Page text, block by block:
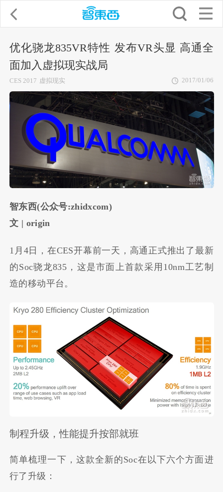
优化骁龙835VR特性 发布VR头显 高通全
面加入虚拟现实战局
CES 2017 虚拟现实 2017/01/06
智东西(公众号:zhidxcom)
文 | origin
1月4日，在CES开幕前一天，高通正式推出了最新
的Soc骁龙835，这是市面上首款采用10nm工艺制
造的移动平台。
制程升级，性能提升按部就班
简单梳理一下，这款全新的Soc在以下六个方面进
行了升级：